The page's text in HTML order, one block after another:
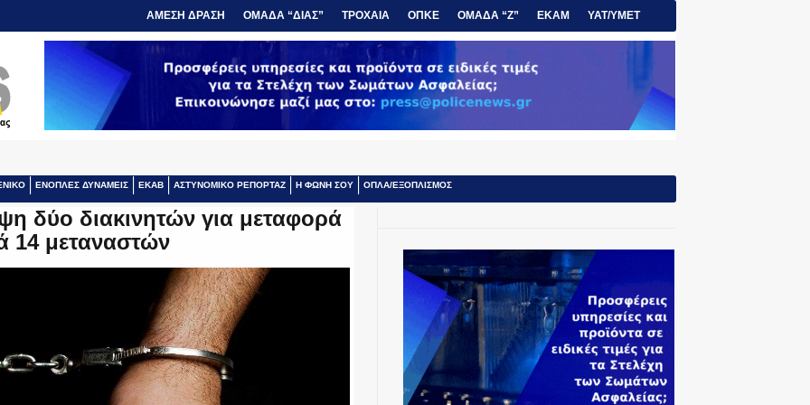
ΑΜΕΣΗ ΔΡΑΣΗ ΟΜΑΔΑ “ΔΙΑΣ” ΤΡΟΧΑΙΑ ΟΠΚΕ ΟΜΑΔΑ “Ζ” ΕΚΑΜ ΥΑΤ/ΥΜΕΤ
ΕΝΟΠΛΕΣ ΔΥΝΑΜΕΙΣ ΕΚΑΒ ΑΣΤΥΝΟΜΙΚΟ ΡΕΠΟΡΤΑΖ Η ΦΩΝΗ ΣΟΥ ΟΠΛΑ/ΕΞΟΠΛΙΣΜΟΣ
δύο διακινητών για μεταφορά
14 μεταναστών